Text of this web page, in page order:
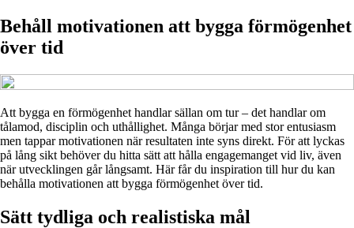
Behåll motivationen att bygga förmögenhet
över tid
Att bygga en förmögenhet handlar sällan om tur – det handlar om
tålamod, disciplin och uthållighet. Många börjar med stor entusiasm
men tappar motivationen när resultaten inte syns direkt. För att lyckas
på lång sikt behöver du hitta sätt att hålla engagemanget vid liv, även
när utvecklingen går långsamt. Här får du inspiration till hur du kan
behålla motivationen att bygga förmögenhet över tid.
Sätt tydliga och realistiska mål